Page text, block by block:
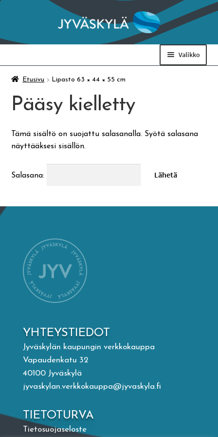
Siirry
navigointiin
Siirry
sisältöön
Valikko
Taidemuseo & Ratamo
Suomen käsityön museo
Skeittihalli
Taideapteekki
Kirjasto
Valon Kaupunki
Lasten Lysti & LystiKylä-festivaali
English
Etusivu Lipasto 63 × 44 × 55 cm
Pääsy kielletty
Tämä sisältö on suojattu salasanalla. Syötä salasana
näyttääksesi sisällön.
Salasana:
YHTEYSTIEDOT
Jyväskylän kaupungin verkkokauppa
Vapaudenkatu 32
40100 Jyväskylä
jyvaskylan.verkkokauppa@jyvaskyla.fi
TIETOTURVA
Tietosuojaseloste